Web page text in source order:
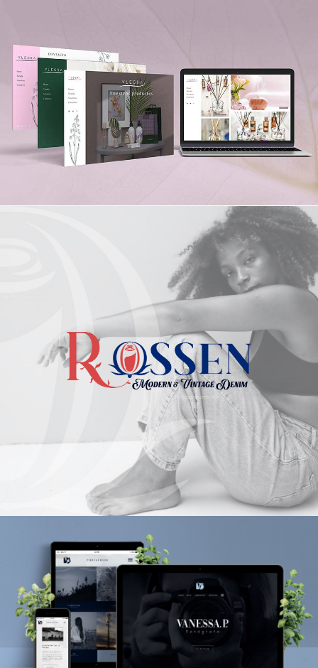
DISEÑO PÁGINAS WEB
DISEÑO DE MARCA
DISEÑO PÁGINAS WEB